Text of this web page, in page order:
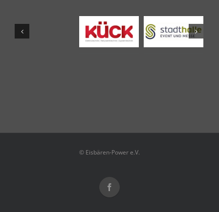
© Eisbären-Power e.V.